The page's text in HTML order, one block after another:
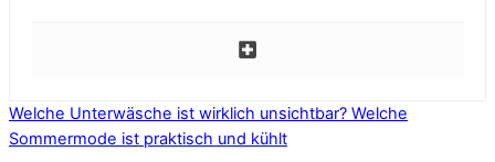
Welche Unterwäsche ist wirklich unsichtbar? Welche
Sommermode ist praktisch und kühlt